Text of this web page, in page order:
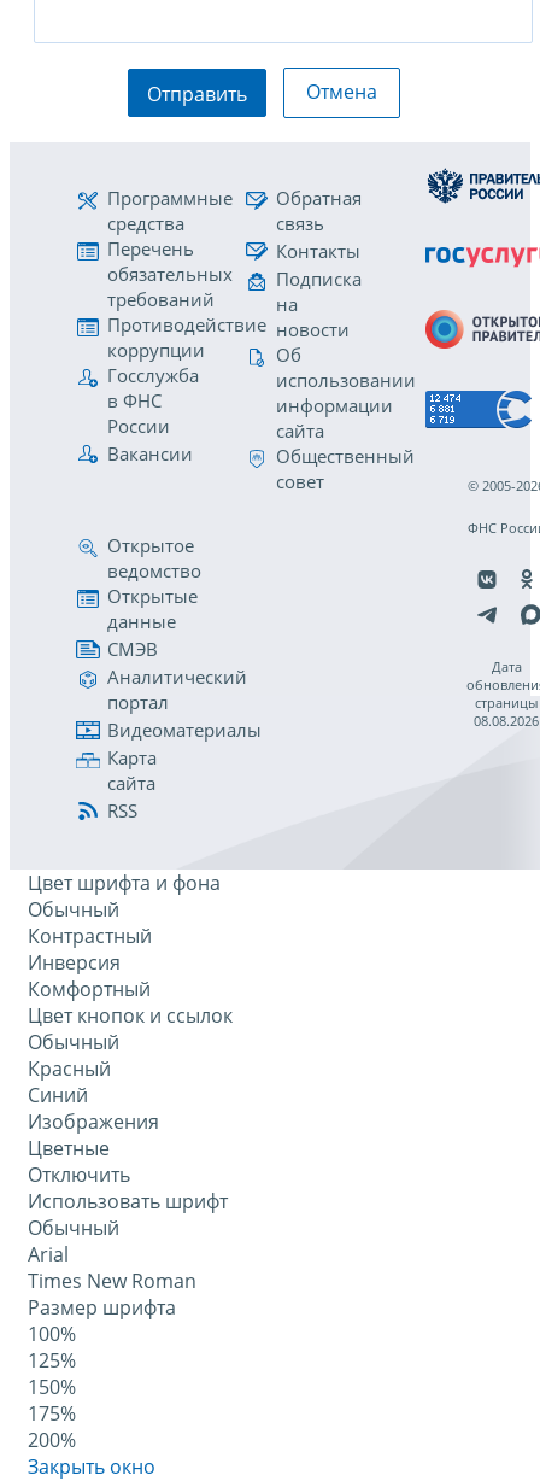
Отправить Отмена
Программные
средства
Перечень
обязательных
требований
Противодействие
коррупции
Госслужба
в ФНС
России
Вакансии
Обратная
связь
Контакты
Подписка
на
новости
Об
использовании
информации
сайта
Общественный
совет
Открытое
ведомство
Открытые
данные
СМЭВ
Аналитический
портал
Видеоматериалы
Карта
сайта
RSS
© 2005-
ФНС
Дата
страницы
08.08.2026
Цвет шрифта и фона
Обычный
Контрастный
Инверсия
Комфортный
Цвет кнопок и ссылок
Обычный
Красный
Синий
Изображения
Цветные
Отключить
Использовать шрифт
Обычный
Arial
Times New Roman
Размер шрифта
100%
125%
150%
175%
200%
Закрыть окно